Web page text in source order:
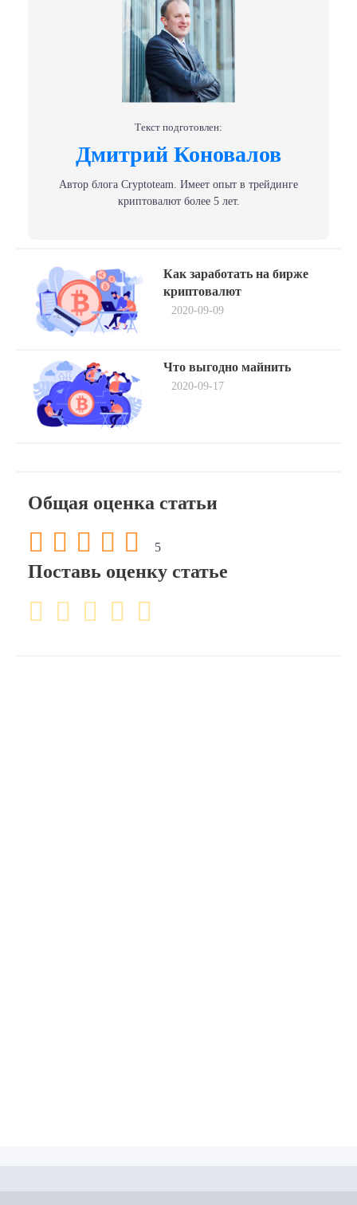
Текст подготовлен:
Дмитрий Коновалов
Автор блога Сryptoteam. Имеет опыт в трейдинге
криптовалют более 5 лет.
Навигация
по
записям
Как заработать на бирже
криптовалют
2020-09-09
Что выгодно майнить
2020-09-17
Общая оценка статьи
5
Поставь оценку статье